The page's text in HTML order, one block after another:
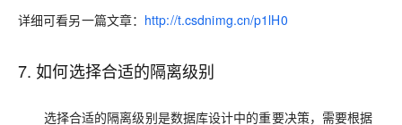
详细可看另一篇文章： http://t.csdnimg.cn/p1lH0
7. 如何选择合适的隔离级别
选择合适的隔离级别是数据库设计中的重要决策，需要根据